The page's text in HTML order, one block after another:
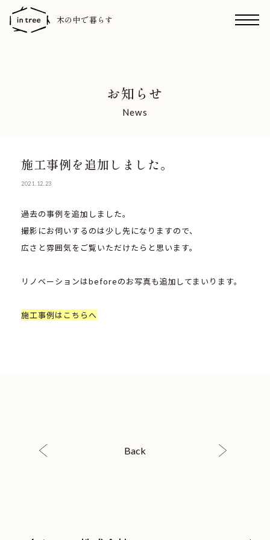
木の中で暮らす
お知らせ
News
施工事例を追加しました。
2021.12.23
過去の事例を追加しました。
撮影にお伺いするのは少し先になりますので、
広さと雰囲気をご覧いただけたらと思います。
リノベーションはbeforeのお写真も追加してまいります。
施工事例はこちらへ
Back